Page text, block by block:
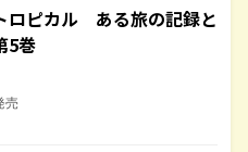
ロピカル ある旅の記録と
5巻
売